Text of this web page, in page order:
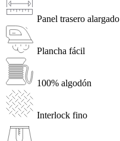
Panel trasero alargado
Plancha fácil
100% algodón
Interlock fino